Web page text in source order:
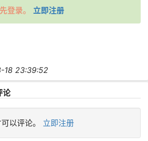
登录。 立即注册
18 23:39:52
论
以评论。 立即注册